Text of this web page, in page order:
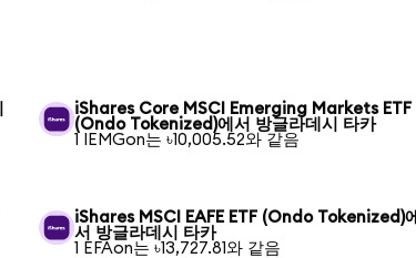
iShares Core MSCI Emerging Markets ETF
(Ondo Tokenized)에서 방글라데시 타카
1 IEMGon는 ৳10,005.52와 같음
iShares MSCI EAFE ETF (Ondo Tokenized)에
서 방글라데시 타카
1 EFAon는 ৳13,727.81와 같음